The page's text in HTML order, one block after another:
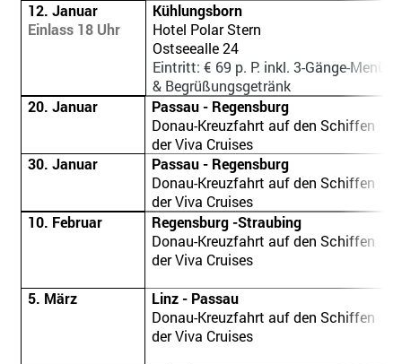
12. Januar
Einlass 18 Uhr
Kühlungsborn
Hotel Polar Stern
Ostseealle 24
Eintritt: € 69 p. P. inkl. 3-Gänge-Menü
& Begrüßungsgetränk
20. Januar
Passau - Regensburg
Donau-Kreuzfahrt auf den Schiffen
der Viva Cruises
30. Januar
Passau - Regensburg
Donau-Kreuzfahrt auf den Schiffen
der Viva Cruises
10. Februar
Regensburg -Straubing
Donau-Kreuzfahrt auf den Schiffen
der Viva Cruises
5. März
Linz - Passau
Donau-Kreuzfahrt auf den Schiffen
der Viva Cruises